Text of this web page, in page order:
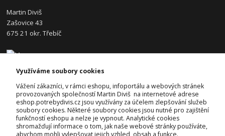
Martin Diviš
Zašovice 43
675 21 okr. Třebíč
KONTAKTY
Josef Diviš
+420 728 382 742
(Po-Pá, 7-17hod.)
Využíváme soubory cookies
Vážení zákazníci, v rámci eshopu, infoportálu a webových stránek
provozovaných společností Martin Diviš na internetové adrese
eshop.potrebydivis.cz jsou využívány za účelem zlepšování služeb
soubory cookies. Některé soubory cookies jsou nutné pro zajištění
funkčností eshopu a nelze je vypnout. Analytické cookies
shromažďují informace o tom, jak naše webové stránky používáte,
abychom mohli vylepšovat jejich vzhled, obsah a funkce.